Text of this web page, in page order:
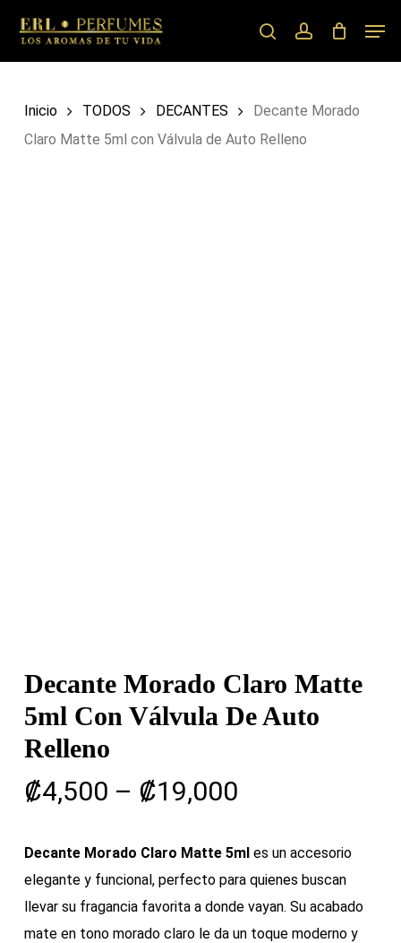
main
searchaccount
Inicio TODOS DECANTES
Decante Morado
Claro Matte 5ml con Válvula de Auto Relleno
Decante Morado Claro Matte
5ml Con Válvula De Auto
Relleno
₡4,500 – ₡19,000Rango
precios:
₡4,500
a
₡19,000
Decante Morado Claro Matte 5mles un accesorio
elegante y funcional, perfecto para quienes buscan
llevar su fragancia favorita a donde vayan. Su acabado
mate en tono morado claro le da un toque moderno y